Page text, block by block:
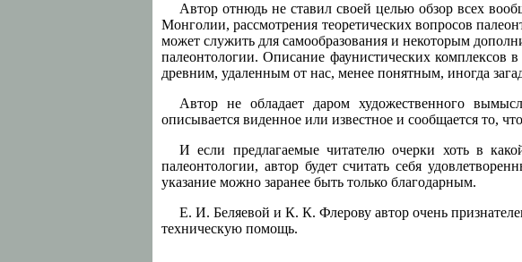
Автор отнюдь не ставил своей целью обзор всех
Монголии, рассмотрения теоретических вопросов
может служить для самообразования и некоторым
палеонтологии. Описание фаунистических комплексов
древним, удаленным от нас, менее понятным, иногда
Автор не обладает даром художественного
описывается виденное или известное и сообщается то,
И если предлагаемые читателю очерки хоть в
палеонтологии, автор будет считать себя
указание можно заранее быть только благодарным.
Е. И. Беляевой и К. К. Флерову автор очень
техническую помощь.